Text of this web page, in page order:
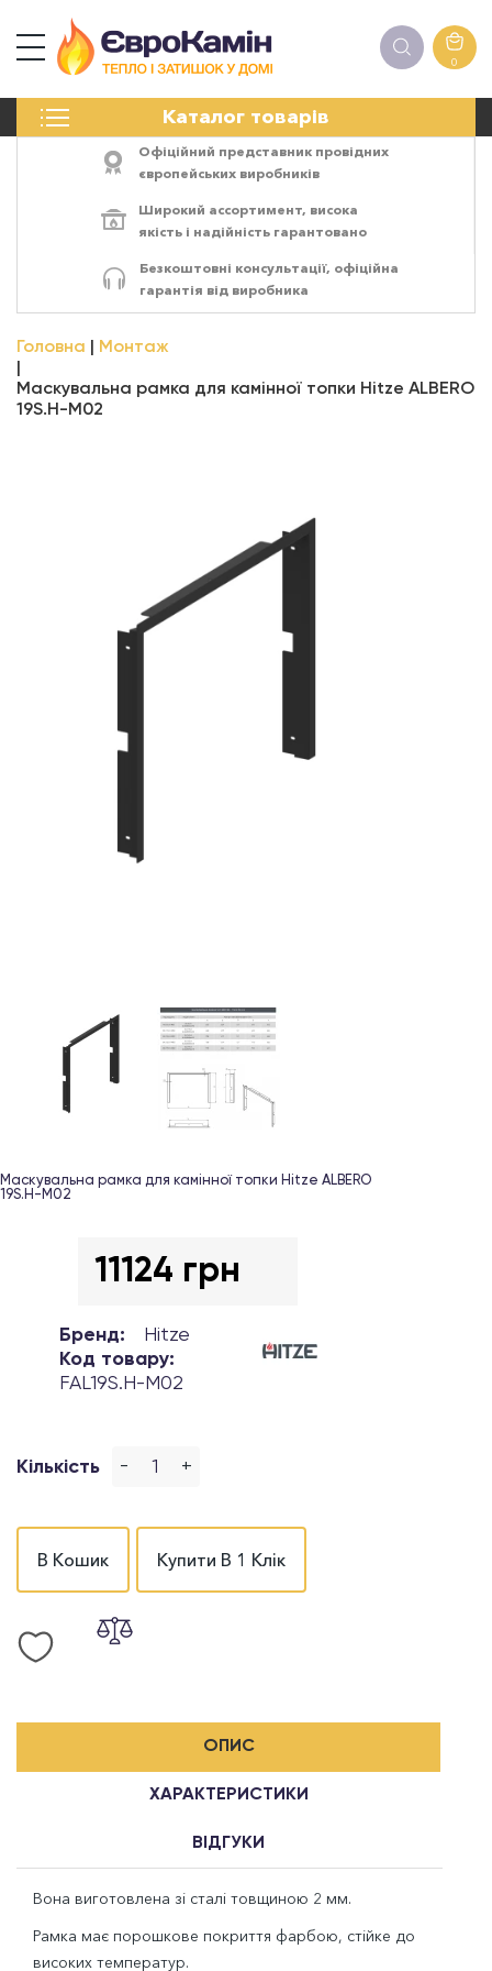
0
Каталог товарів
ПЕЧІ
ЕЛЕКТРОКАМІНИ
АКСЕСУАРИ
Офіційний представник провідних
європейських виробників
Широкий ассортимент, висока
якість і надійність гарантовано
Безкоштовні консультації, офіційна
гарантія від виробника
Головна Монтаж
Маскувальна рамка для камінної топки Hitze ALBERO
19S.H-М02
Маскувальна рамка для камінної топки Hitze ALBERO
19S.H-М02
11124 грн
Бренд:
Hitze
Код товару:
FAL19S.H-М02
Кількість - +
В Кошик Купити В 1 Клік
ОПИС
ХАРАКТЕРИСТИКИ
ВІДГУКИ
Вона виготовлена зі сталі товщиною 2 мм.
Рамка має порошкове покриття фарбою, стійке до
високих температур.